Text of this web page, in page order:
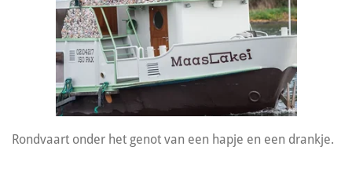
Rondvaart onder het genot van een hapje en een drankje.